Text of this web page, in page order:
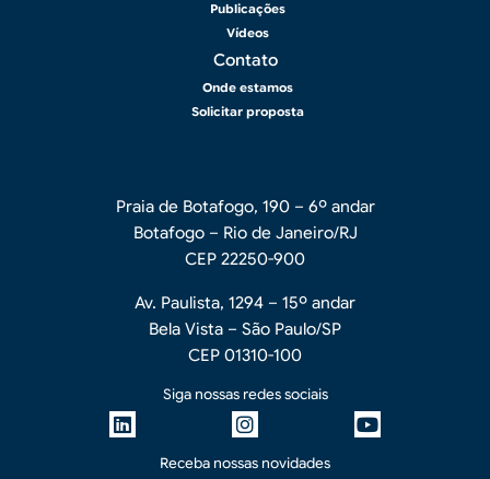
Publicações
Vídeos
Contato
Onde estamos
Solicitar proposta
Praia de Botafogo, 190 – 6º andar
Botafogo – Rio de Janeiro/RJ
CEP 22250-900
Av. Paulista, 1294 – 15º andar
Bela Vista – São Paulo/SP
CEP 01310-100
Siga nossas redes sociais
Receba nossas novidades